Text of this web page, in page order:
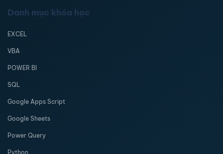
Danh mục khóa học
EXCEL
VBA
POWER BI
SQL
Google Apps Script
Google Sheets
Power Query
Python